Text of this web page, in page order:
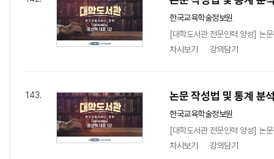
한국교육학술정보원
[대학도서관 전문인력 양성] 논
차시보기
강의담기
143. 논문 작성법 및 통계 분
한국교육학술정보원
[대학도서관 전문인력 양성] 논
차시보기
강의담기